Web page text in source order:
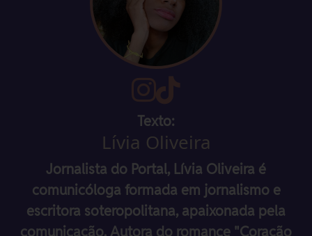
Texto:
Lívia Oliveira
Jornalista do Portal, Lívia Oliveira é
comunicóloga formada em jornalismo e
escritora soteropolitana, apaixonada pela
comunicação. Autora do romance "Coração